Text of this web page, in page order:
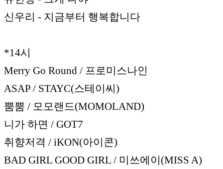
신우리 - 지금부터 행복합니다
*14시
Merry Go Round / 프로미스나인
ASAP / STAYC(스테이씨)
뿜뿜 / 모모랜드(MOMOLAND)
니가 하면 / GOT7
취향저격 / iKON(아이콘)
BAD GIRL GOOD GIRL / 미쓰에이(MISS A)